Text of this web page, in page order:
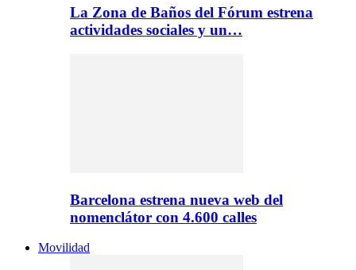
La Zona de Baños del Fórum estrena
actividades sociales y un…
Barcelona estrena nueva web del
nomenclátor con 4.600 calles
Movilidad